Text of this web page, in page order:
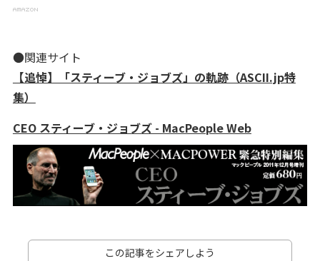
●関連サイト
【追悼】「スティーブ・ジョブズ」の軌跡（ASCII.jp特
集）
CEO スティーブ・ジョブズ - MacPeople Web
この記事をシェアしよう